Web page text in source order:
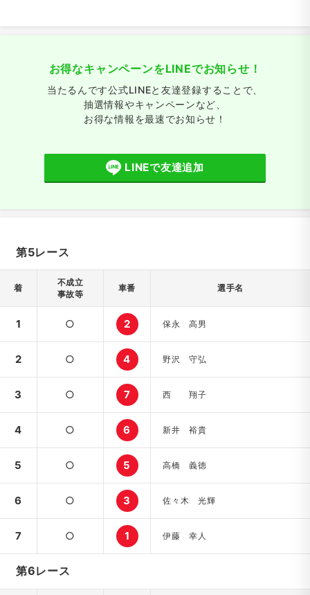
お得なキャンペーンをLINEでお知らせ！
当たるんです公式LINEと友達登録することで、
抽選情報やキャンペーンなど、
お得な情報を最速でお知らせ！
LINEで友達追加
第5レース
着
不成立
事故等
車番 選手名
1 ○ 2 保永 高男
2 ○ 4 野沢 守弘
3 ○ 7 西 翔子
4 ○ 6 新井 裕貴
5 ○ 5 高橋 義徳
6 ○ 3 佐々木 光輝
7 ○ 1 伊藤 幸人
第6レース